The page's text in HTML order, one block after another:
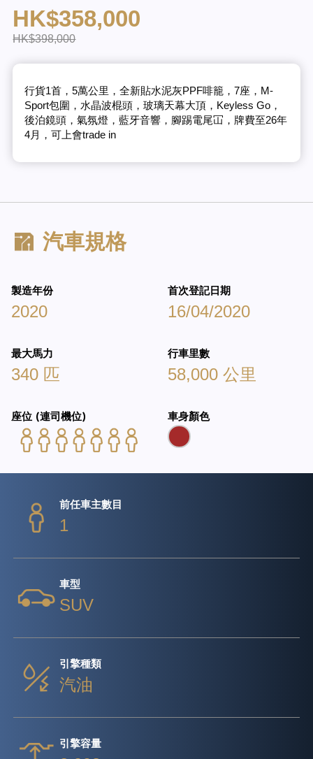
HK$358,000
HK$398,000
行貨1首，5萬公里，全新貼水泥灰PPF啡籠，7座，M-
Sport包圍，水晶波棍頭，玻璃天幕大頂，Keyless Go，
後泊鏡頭，氣氛燈，藍牙音響，腳踢電尾冚，牌費至26年
4月，可上會trade in
汽車規格
製造年份
2020
首次登記日期
16/04/2020
最大馬力
340 匹
行車里數
58,000 公里
座位 (連司機位) 車身顏色
前任車主數目
1
車型
SUV
引擎種類
汽油
引擎容量